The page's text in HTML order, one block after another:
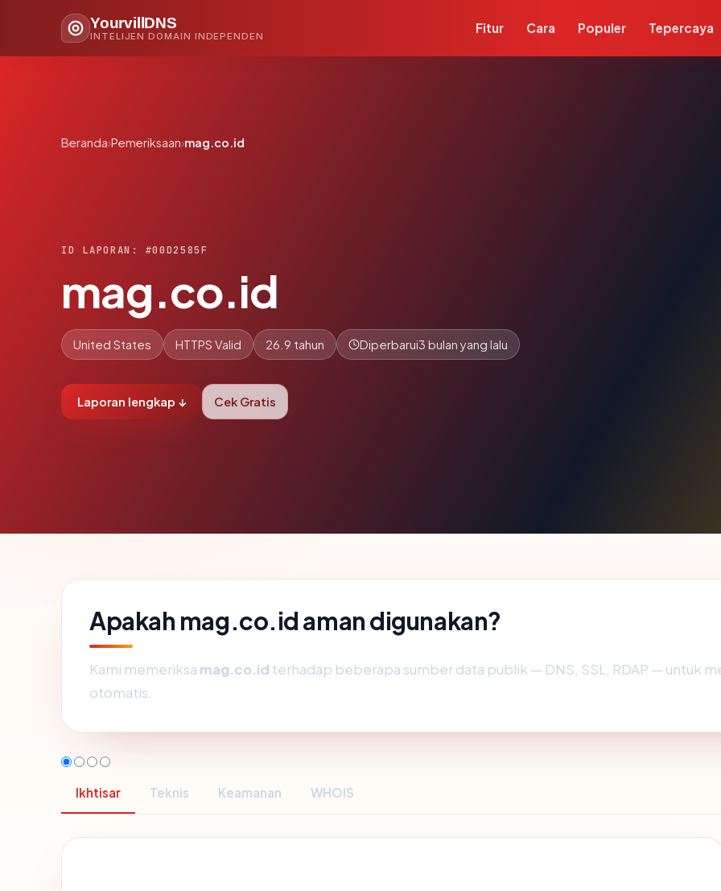
YourvillDNS
INTELIJEN DOMAIN INDEPENDEN
Fitur Cara Populer Tepercaya
Beranda›Pemeriksaan›mag.co.id
ID LAPORAN: #00D2585F
mag.co.id
United States HTTPS Valid 26.9 tahun Diperbarui3 bulan yang lalu
Laporan lengkap ↓ Cek Gratis
Apakah mag.co.id aman digunakan?
Kami memeriksa mag.co.id terhadap beberapa sumber data publik — DNS, SSL, RDAP — untuk
otomatis.
Ikhtisar Teknis Keamanan WHOIS